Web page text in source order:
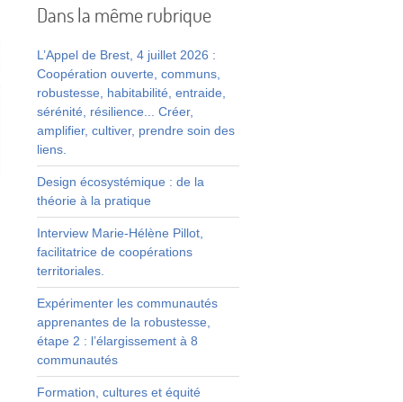
Dans la même rubrique
L’Appel de Brest, 4 juillet 2026 :
Coopération ouverte, communs,
robustesse, habitabilité, entraide,
sérénité, résilience... Créer,
amplifier, cultiver, prendre soin des
liens.
Design écosystémique : de la
théorie à la pratique
Interview Marie-Hélène Pillot,
facilitatrice de coopérations
territoriales.
Expérimenter les communautés
apprenantes de la robustesse,
étape 2 : l’élargissement à 8
communautés
Formation, cultures et équité